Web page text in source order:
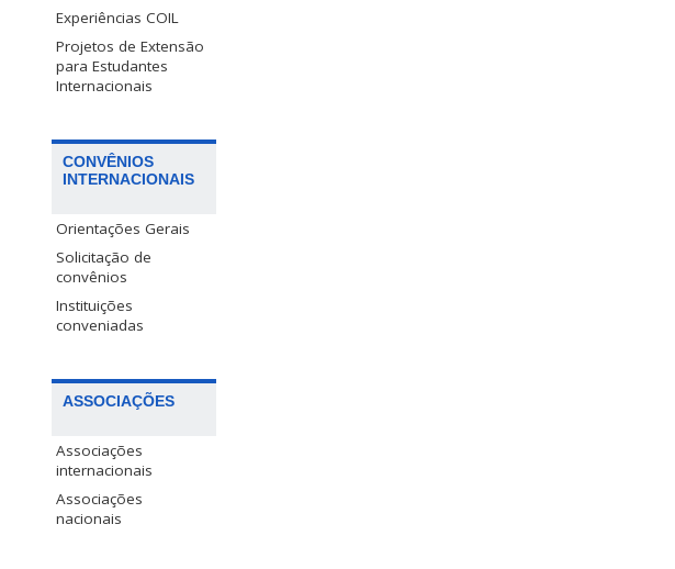
Experiências COIL
Projetos de Extensão
para Estudantes
Internacionais
CONVÊNIOS
INTERNACIONAIS
Orientações Gerais
Solicitação de
convênios
Instituições
conveniadas
ASSOCIAÇÕES
Associações
internacionais
Associações
nacionais